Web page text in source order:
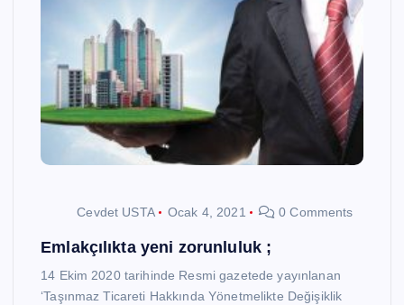
Cevdet USTA Ocak 4, 2021 0 Comments
Emlakçılıkta yeni zorunluluk ;
14 Ekim 2020 tarihinde Resmi gazetede yayınlanan
‘Taşınmaz Ticareti Hakkında Yönetmelikte Değişiklik